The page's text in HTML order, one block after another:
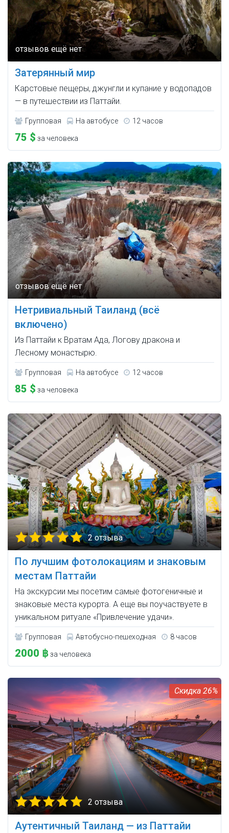
Затерянный мир
Карстовые пещеры, джунгли и купание у водопадов
— в путешествии из Паттайи.
Групповая На автобусе 12 часов
75 $ за человека
Нетривиальный Таиланд (всё
включено)
Из Паттайи к Вратам Ада, Логову дракона и
Лесному монастырю.
Групповая На автобусе 12 часов
85 $ за человека
2 отзыва
По лучшим фотолокациям и знаковым
местам Паттайи
На экскурсии мы посетим самые фотогеничные и
знаковые места курорта. А еще вы поучаствуете в
уникальном ритуале «Привлечение удачи».
Групповая Автобусно-пешеходная 8 часов
2000 ฿за человека
26%
2 отзыва
Аутентичный Таиланд — из Паттайи